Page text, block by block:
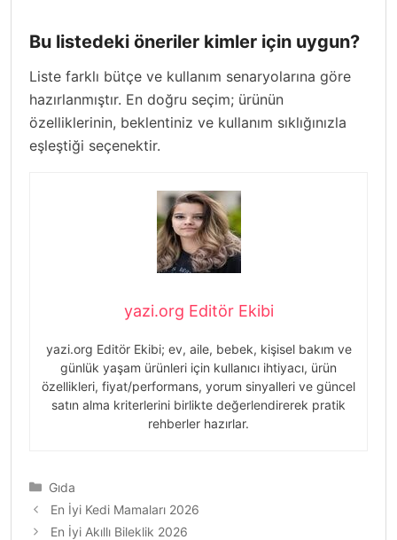
Bu listedeki öneriler kimler için uygun?
Liste farklı bütçe ve kullanım senaryolarına göre
hazırlanmıştır. En doğru seçim; ürünün
özelliklerinin, beklentiniz ve kullanım sıklığınızla
eşleştiği seçenektir.
yazi.org Editör Ekibi
yazi.org Editör Ekibi; ev, aile, bebek, kişisel bakım ve
günlük yaşam ürünleri için kullanıcı ihtiyacı, ürün
özellikleri, fiyat/performans, yorum sinyalleri ve güncel
satın alma kriterlerini birlikte değerlendirerek pratik
rehberler hazırlar.
Kategoriler
Gıda
Yazı
dolaşımı
En İyi Kedi Mamaları 2026
En İyi Akıllı Bileklik 2026